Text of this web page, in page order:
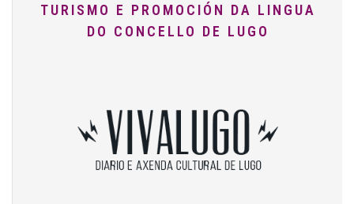
TURISMO E PROMOCIÓN DA LINGUA
DO CONCELLO DE LUGO